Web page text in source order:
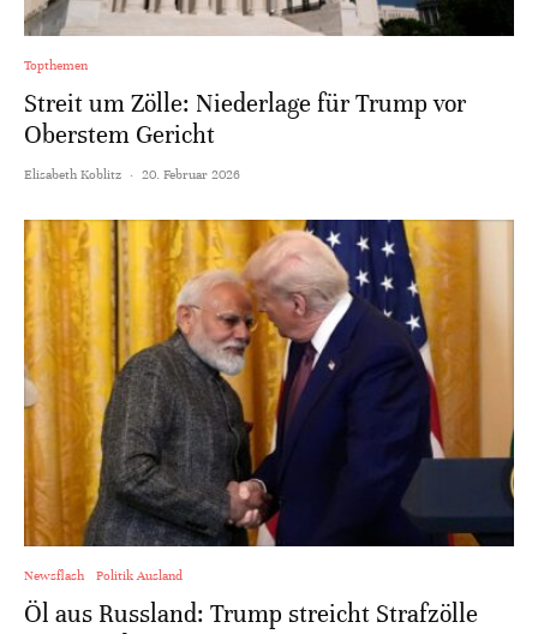
Topthemen
Streit um Zölle: Niederlage für Trump vor
Oberstem Gericht
Elisabeth Koblitz · 20. Februar 2026
Newsflash Politik Ausland
Öl aus Russland: Trump streicht Strafzölle